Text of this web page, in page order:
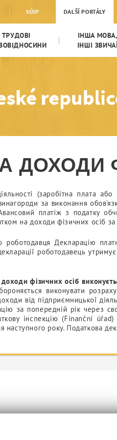
SÚIP DALŠÍ PORTÁLY
ТРУДОВІ
ІНША МОВА,
ІНШІ
ДОХОДИ
(заробітна плата
за виконання
платіж з податку
на доходи фізичних осіб
роботодавця Декларацію
роботодавець
фізичних осіб
виконувати
від підприємницької
за попередній рік через
інспекцію (Finanční
року. Податкова